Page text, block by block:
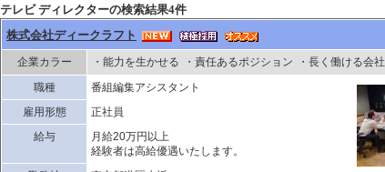
テレビ ディレクターの検索結果4件
株式会社ディークラフト
企業カラー ・能力を生かせる ・責任あるポジション
・長く働ける会社
職種
番組編集アシスタント
雇用形態
正社員
給与
月給20万円以上
経験者は高給優遇いたします。